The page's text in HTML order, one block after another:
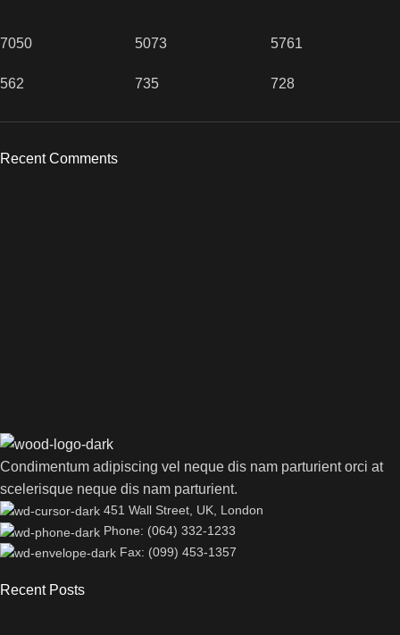
7050
562
5073
735
5761
728
Recent Comments
Condimentum adipiscing vel neque dis nam parturient orci at
scelerisque neque dis nam parturient.
451 Wall Street, UK, London
Phone: (064) 332-1233
Fax: (099) 453-1357
Recent Posts